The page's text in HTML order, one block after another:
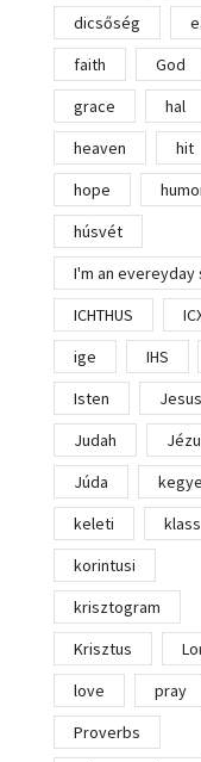
dicsőség
faith
God
grace
hal
heaven
hit
hope
húsvét
I'm an evereyday
ICHTHUS
ige
IHS
Isten
Jesus
Judah
Júda
keleti
korintusi
krisztogram
Krisztus
love
pray
Proverbs